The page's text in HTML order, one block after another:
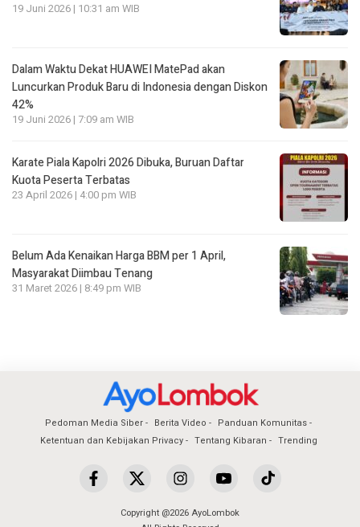
19 Juni 2026 | 10:31 am WIB
Dalam Waktu Dekat HUAWEI MatePad akan
Luncurkan Produk Baru di Indonesia dengan Diskon
42%
19 Juni 2026 | 7:09 am WIB
Karate Piala Kapolri 2026 Dibuka, Buruan Daftar
Kuota Peserta Terbatas
23 April 2026 | 4:00 pm WIB
Belum Ada Kenaikan Harga BBM per 1 April,
Masyarakat Diimbau Tenang
31 Maret 2026 | 8:49 pm WIB
Pedoman Media Siber Berita Video
Panduan Komunitas
Ketentuan dan Kebijakan Privacy
Tentang Kibaran Trending
Copyright @2026 AyoLombok